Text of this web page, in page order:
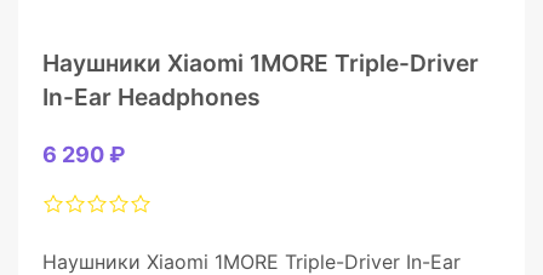
Наушники Xiaomi 1MORE Triple-Driver
In-Ear Headphones
6 290 ₽
Наушники Xiaomi 1MORE Triple-Driver In-Ear